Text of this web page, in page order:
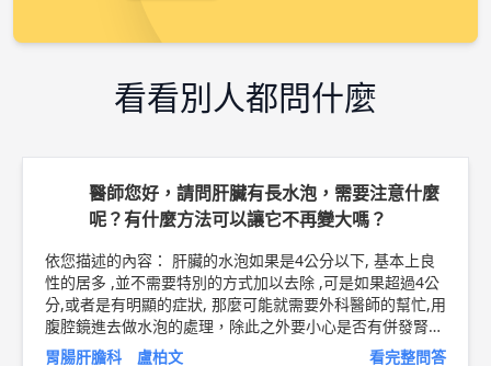
看看別人都問什麼
醫師您好，請問肝臟有長水泡，需要注意什麼
呢？有什麼方法可以讓它不再變大嗎？
依您描述的內容： 肝臟的水泡如果是4公分以下, 基本上良
性的居多 ,並不需要特別的方式加以去除 ,可是如果超過4公
分,或者是有明顯的症狀, 那麼可能就需要外科醫師的幫忙,用
腹腔鏡進去做水泡的處理，除此之外要小心是否有併發腎臟
的多發性水泡，因為那是另一種遺傳的疾病 叫做：體染色
胃腸肝膽科 盧柏文 看完整問答